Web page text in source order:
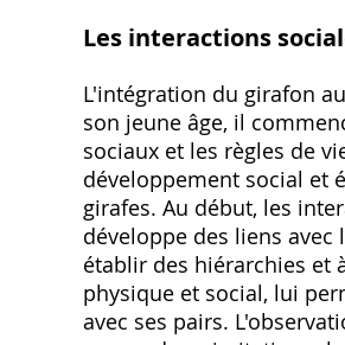
Les interactions
L'intégration du girafon
son jeune âge, il
sociaux et les règles de
développement social et
girafes. Au début, les
développe des liens
établir des hiérarchies et
physique et social, lui
avec ses pairs.